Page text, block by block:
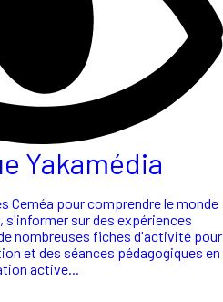
Yakamédia
Ceméa pour comprendre le monde
s'informer sur des expériences
nombreuses fiches d'activité pour
et des séances pédagogiques en
active...